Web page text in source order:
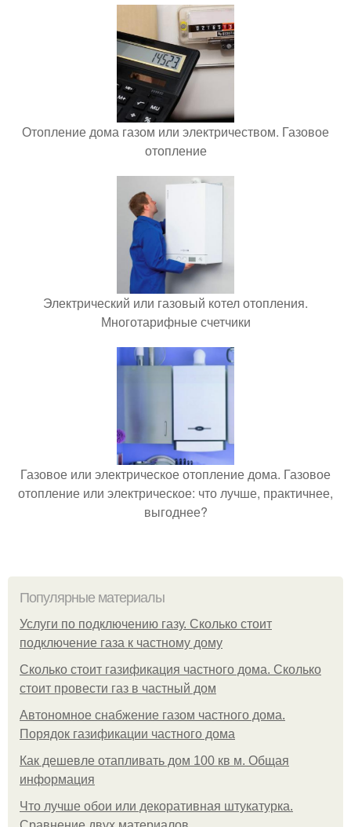
Отопление дома газом или электричеством. Газовое
отопление
Электрический или газовый котел отопления.
Многотарифные счетчики
Газовое или электрическое отопление дома. Газовое
отопление или электрическое: что лучше, практичнее,
выгоднее?
Популярные материалы
Услуги по подключению газу. Сколько стоит
подключение газа к частному дому
Сколько стоит газификация частного дома. Сколько
стоит провести газ в частный дом
Автономное снабжение газом частного дома.
Порядок газификации частного дома
Как дешевле отапливать дом 100 кв м. Общая
информация
Что лучше обои или декоративная штукатурка.